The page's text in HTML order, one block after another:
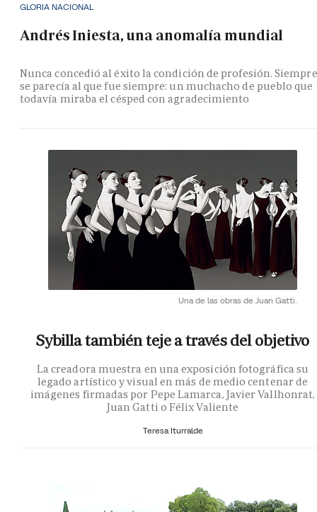
GLORIA NACIONAL
Andrés Iniesta, una anomalía mundial
Nunca concedió al éxito la condición de profesión. Siempre
se parecía al que fue siempre: un muchacho de pueblo que
todavía miraba el césped con agradecimiento
Una de las obras de Juan Gatti.
Sybilla también teje a través del objetivo
La creadora muestra en una exposición fotográfica su
legado artístico y visual en más de medio centenar de
imágenes firmadas por Pepe Lamarca, Javier Vallhonrat,
Juan Gatti o Félix Valiente
Teresa Iturralde